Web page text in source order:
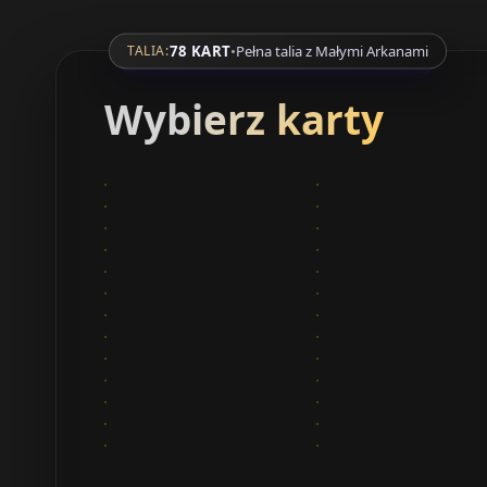
TALIA:78 KART•Pełna talia z Małymi Arkanami
Wybierz karty